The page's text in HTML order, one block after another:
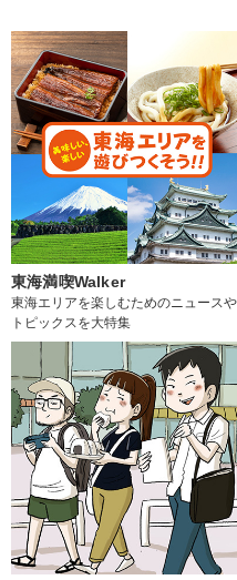
東海満喫Walker
東海エリアを楽しむためのニュースや
トピックスを大特集